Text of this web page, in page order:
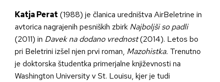
Katja Perat (1988) je članica uredništva AirBeletrine in
avtorica nagrajenih pesniških zbirk Najboljši so padli
(2011) in Davek na dodano vrednost(2014). Letos bo
pri Beletrini izšel njen prvi roman, Mazohistka. Trenutno
je doktorska študentka primerjalne književnosti na
Washington University v St. Louisu, kjer je tudi